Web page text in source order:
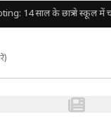
14 साल के छात्र ने स्कूल में